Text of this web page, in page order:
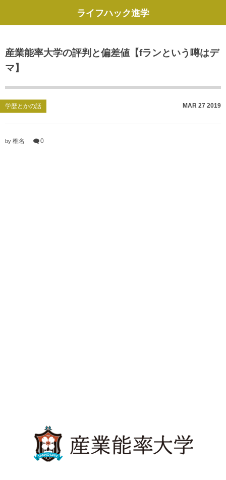
ライフハック進学
産業能率大学の評判と偏差値【fランという噂はデ
マ】
学歴とかの話 MAR 27 2019
by 椎名 0